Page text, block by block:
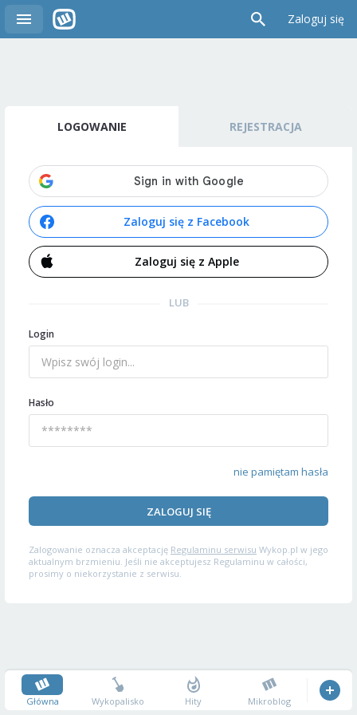
Zaloguj się
LOGOWANIE REJESTRACJA
Zaloguj się z Facebook
Zaloguj się z Apple
LUB
Login
Hasło
nie pamiętam hasła
ZALOGUJ SIĘ
Zalogowanie oznacza akceptację Regulaminu serwisu Wykop.pl w jego
aktualnym brzmieniu. Jeśli nie akceptujesz Regulaminu w całości,
prosimy o niekorzystanie z serwisu.
Główna Wykopalisko Hity Mikroblog